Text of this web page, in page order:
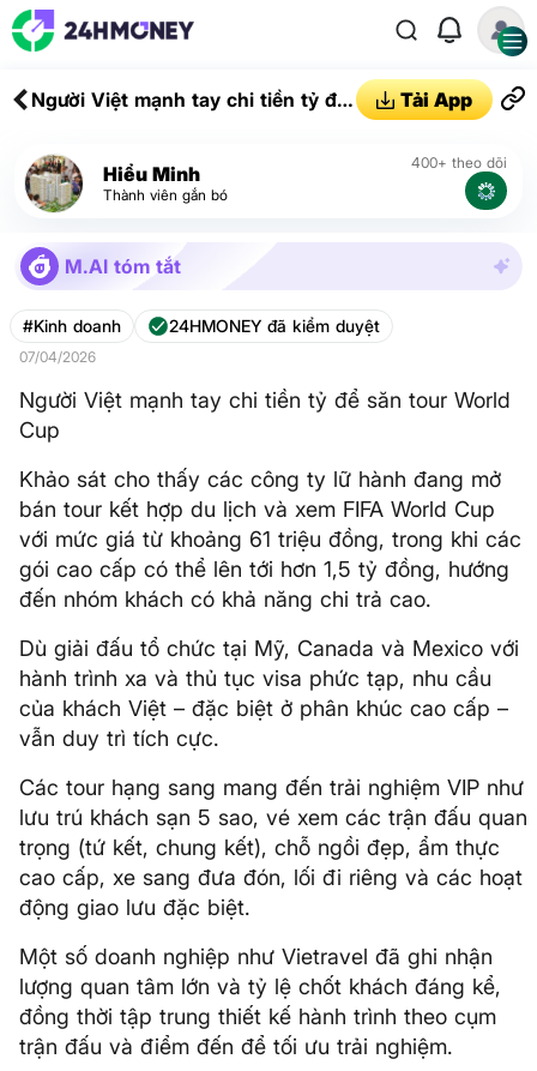
Người Việt mạnh tay chi tiền tỷ để
Tải App
Hiểu Minh
Thành viên gắn bó
400+ theo dõi
M.AI tóm tắt
#Kinh doanh 24HMONEY đã kiểm duyệt
07/04/2026
Người Việt mạnh tay chi tiền tỷ để săn tour World
Cup
Khảo sát cho thấy các công ty lữ hành đang mở
bán tour kết hợp du lịch và xem FIFA World Cup
với mức giá từ khoảng 61 triệu đồng, trong khi các
gói cao cấp có thể lên tới hơn 1,5 tỷ đồng, hướng
đến nhóm khách có khả năng chi trả cao.
Dù giải đấu tổ chức tại Mỹ, Canada và Mexico với
hành trình xa và thủ tục visa phức tạp, nhu cầu
của khách Việt – đặc biệt ở phân khúc cao cấp –
vẫn duy trì tích cực.
Các tour hạng sang mang đến trải nghiệm VIP như
lưu trú khách sạn 5 sao, vé xem các trận đấu quan
trọng (tứ kết, chung kết), chỗ ngồi đẹp, ẩm thực
cao cấp, xe sang đưa đón, lối đi riêng và các hoạt
động giao lưu đặc biệt.
Một số doanh nghiệp như Vietravel đã ghi nhận
lượng quan tâm lớn và tỷ lệ chốt khách đáng kể,
đồng thời tập trung thiết kế hành trình theo cụm
trận đấu và điểm đến để tối ưu trải nghiệm.